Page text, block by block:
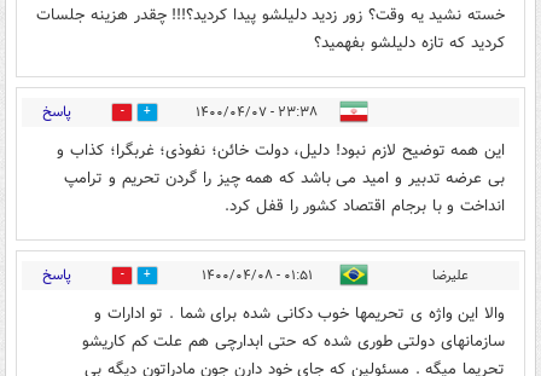
خسته نشید یه وقت؟ زور زدید دلیلشو پیدا کردید؟!!! چقدر هزینه جلسات
کردید که تازه دلیلشو بفهمید؟
۲۳:۳۸ - ۱۴۰۰/۰۴/۰۷ 9 پاسخ
این همه توضیح لازم نبود! دلیل، دولت خائن؛ نفوذی؛ غربگرا؛ کذاب و
بی عرضه تدبیر و امید می باشد که همه چیز را گردن تحریم و ترامپ
انداخت و با برجام اقتصاد کشور را قفل کرد.
علیرضا ۰۱:۵۱ - ۱۴۰۰/۰۴/۰۸ 4 پاسخ
والا این واژه ی تحریمها خوب دکانی شده برای شما . تو ادارات و
سازمانهای دولتی طوری شده که حتی ابدارچی هم علت کم کاریشو
تحریما میگه . مسئولین که جای خود دارن جون مادراتون دیگه بی